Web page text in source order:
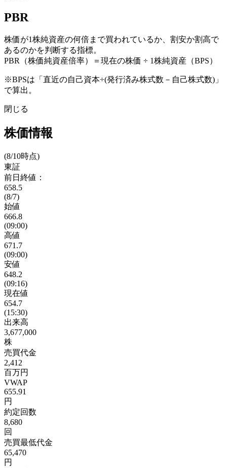
PBR
株価が1株純資産の何倍まで買われているか、割安か割高で
あるのかを判断する指標。
PBR（株価純資産倍率）＝現在の株価 ÷ 1株純資産（BPS）
※BPSは「直近の自己資本÷(発行済み株式数－自己株式数)」
で算出。
閉じる
株価情報
(8/10時点)
東証
前日終値：
658.5
(8/7)
始値
666.8
(09:00)
高値
671.7
(09:00)
安値
648.2
(09:16)
現在値
654.7
(15:30)
出来高
3,677,000
株
売買代金
2,412
百万円
VWAP
655.91
円
約定回数
8,680
回
売買最低代金
65,470
円